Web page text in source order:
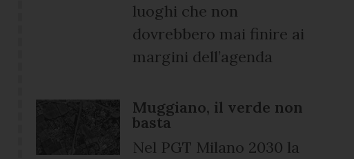
luoghi che non
dovrebbero mai finire ai
margini dell’agenda
Muggiano, il verde non
basta
Nel PGT Milano 2030 la